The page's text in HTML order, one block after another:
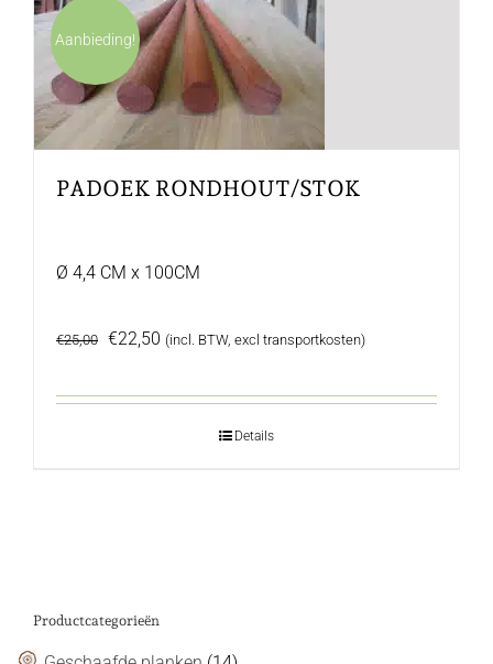
Aanbieding!
PADOEK RONDHOUT/STOK
Ø 4,4 CM x 100CM
€25,00 Oorspronkelijke
€22,50 Huidige
(incl. BTW, excl transportkosten)
Details
Productcategorieën